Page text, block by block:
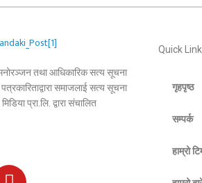
मनोरञ्जन तथा आधिकारिक सत्य सूचना
समाजलाई सत्य सूचना
प्रा.लि. द्वारा संचालित
Quick
गृहपृष्ठ
सम्पर्क
हाम्रो